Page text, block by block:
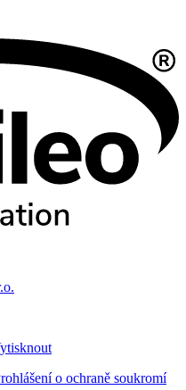
o ochraně soukromí